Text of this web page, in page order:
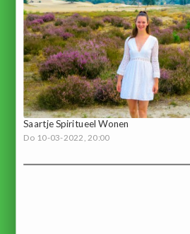
Saartje Spiritueel Wonen
Do 10-03-2022, 20:00